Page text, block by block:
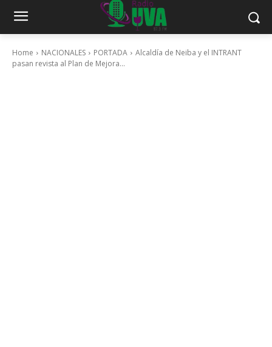
Home NACIONALES PORTADA
Alcaldía de Neiba y el INTRANT
pasan revista al Plan de Mejora...